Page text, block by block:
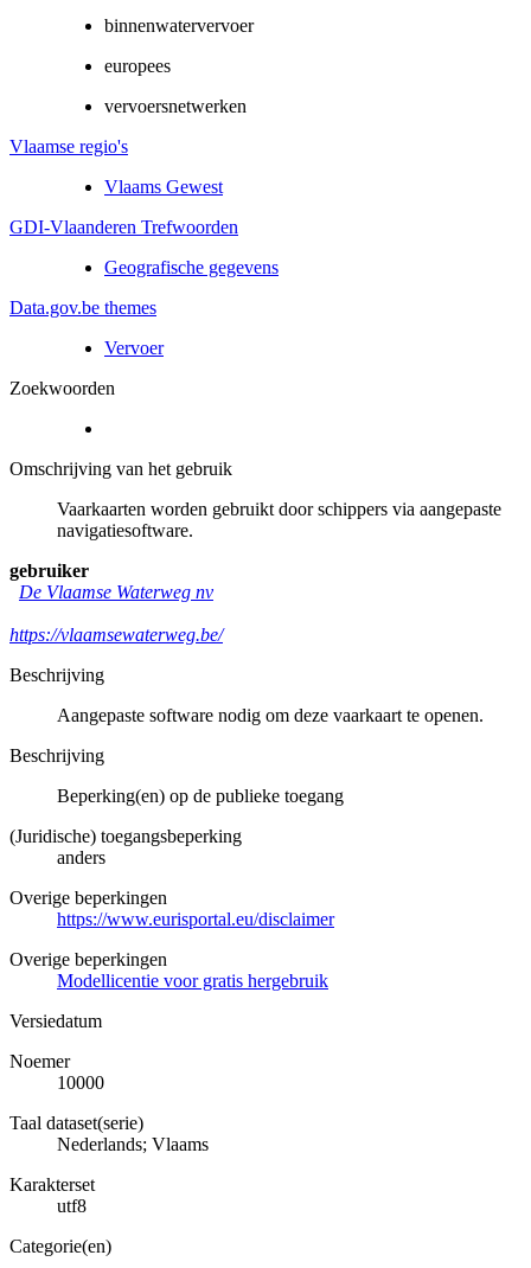
binnenwatervervoer
europees
vervoersnetwerken
Vlaamse regio's
Vlaams Gewest
GDI-Vlaanderen Trefwoorden
Geografische gegevens
Data.gov.be themes
Vervoer
Zoekwoorden
Omschrijving van het gebruik
Vaarkaarten worden gebruikt door schippers via aangepaste
navigatiesoftware.
gebruiker
De Vlaamse Waterweg nv
https://vlaamsewaterweg.be/
Beschrijving
Aangepaste software nodig om deze vaarkaart te openen.
Beschrijving
Beperking(en) op de publieke toegang
(Juridische) toegangsbeperking
anders
Overige beperkingen
https://www.eurisportal.eu/disclaimer
Overige beperkingen
Modellicentie voor gratis hergebruik
Versiedatum
Noemer
10000
Taal dataset(serie)
Nederlands; Vlaams
Karakterset
utf8
Categorie(en)